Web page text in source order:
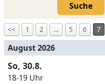
Suche
<< 1 2 … 5 6 7
August 2026
So, 30.8.
18-19 Uhr